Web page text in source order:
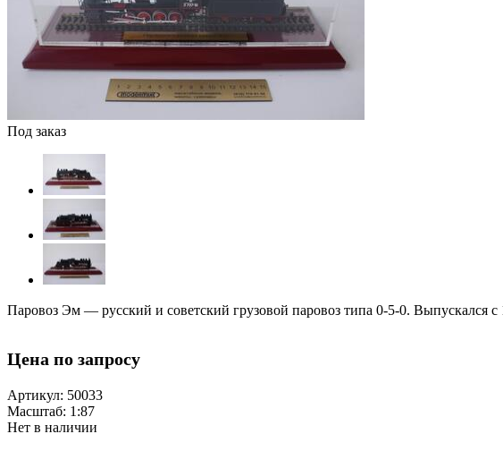
Под заказ
Паровоз Эм — русский и советский грузовой паровоз типа 0-5-0. Выпускался с
Цена по запросу
Артикул: 50033
Масштаб: 1:87
Нет в наличии